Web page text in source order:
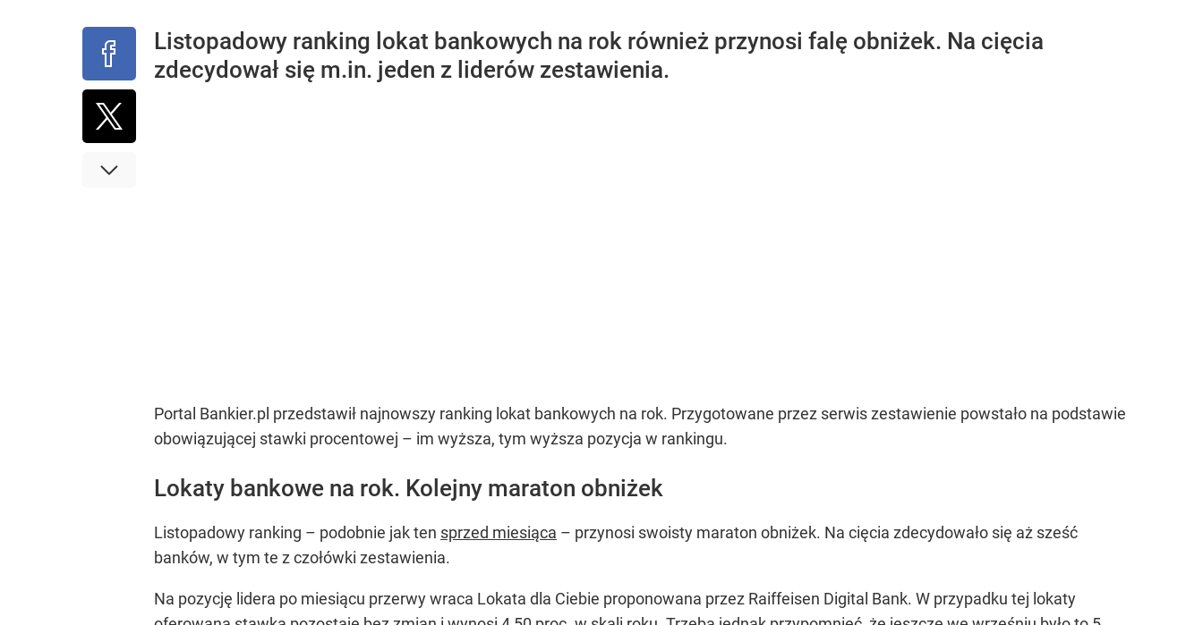
Listopadowy ranking lokat bankowych na rok również przynosi falę obniżek. Na cięcia
zdecydował się m.in. jeden z liderów zestawienia.
Portal Bankier.pl przedstawił najnowszy ranking lokat bankowych na rok. Przygotowane przez serwis zestawienie powstało na podstawie
obowiązującej stawki procentowej – im wyższa, tym wyższa pozycja w rankingu.
Lokaty bankowe na rok. Kolejny maraton obniżek
Listopadowy ranking – podobnie jak ten sprzed miesiąca – przynosi swoisty maraton obniżek. Na cięcia zdecydowało się aż sześć
banków, w tym te z czołówki zestawienia.
Na pozycję lidera po miesiącu przerwy wraca Lokata dla Ciebie proponowana przez Raiffeisen Digital Bank. W przypadku tej lokaty